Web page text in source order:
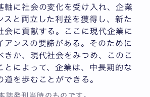
軸に社会の変化を受け入れ、企業
スと両立した利益を獲得し、新た
会に貢献する。ここに現代企業に
アンスの要諦がある。そのために
きか、現代社会をみつめ、このこ
とによって、企業は、中長期的な
道を歩むことができる。